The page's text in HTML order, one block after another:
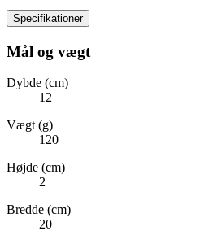
Specifikationer
Mål og vægt
Dybde (cm)
12
Vægt (g)
120
Højde (cm)
2
Bredde (cm)
20